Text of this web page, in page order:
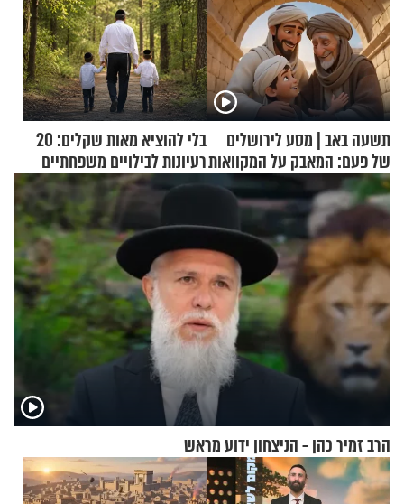
תשעה באב | מסע לירושלים
של פעם: המאבק על המקוואות
בלי להוציא מאות שקלים: 20
רעיונות לבילויים משפחתיים
כמעט בחינם
הרב זמיר כהן - הניצחון ידוע מראש